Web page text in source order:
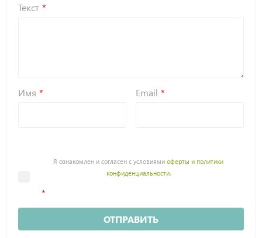
Текст
Имя Email
Я ознакомлен и согласен с условиямиоферты и политики
конфиденциальности.
ОТПРАВИТЬ